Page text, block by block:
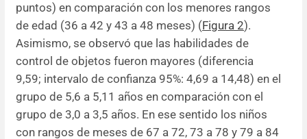
puntos) en comparación con los menores rangos
de edad (36 a 42 y 43 a 48 meses) (Figura 2).
Asimismo, se observó que las habilidades de
control de objetos fueron mayores (diferencia
9,59; intervalo de confianza 95%: 4,69 a 14,48) en el
grupo de 5,6 a 5,11 años en comparación con el
grupo de 3,0 a 3,5 años. En ese sentido los niños
con rangos de meses de 67 a 72, 73 a 78 y 79 a 84